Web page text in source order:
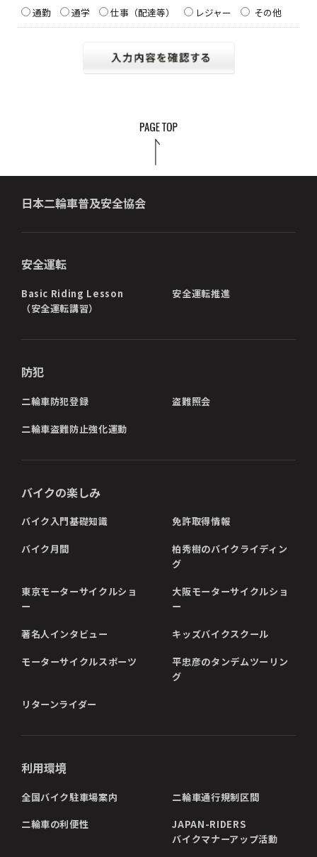
通勤 通学 仕事（配達等） レジャー その他
日本二輪車普及安全協会
安全運転
Basic Riding Lesson
（安全運転講習）
安全運転推進
防犯
二輪車防犯登録 盗難照会
二輪車盗難防止強化運動
バイクの楽しみ
バイク入門基礎知識 免許取得情報
バイク月間
柏秀樹のバイクライディン
グ
東京モーターサイクルショ
ー
大阪モーターサイクルショ
ー
著名人インタビュー キッズバイクスクール
モーターサイクルスポーツ
平忠彦のタンデムツーリン
グ
リターンライダー
利用環境
全国バイク駐車場案内 二輪車通行規制区間
二輪車の利便性
JAPAN-RIDERS
バイクマナーアップ活動